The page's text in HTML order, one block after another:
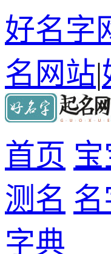
好名字
名网站|
首页
测名
字典